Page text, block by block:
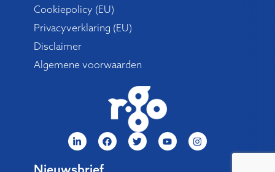
Cookiepolicy (EU)
Privacyverklaring (EU)
Disclaimer
Algemene voorwaarden